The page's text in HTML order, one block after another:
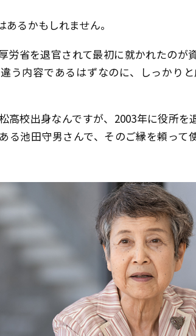
るかもしれません。
労省を退官されて最初に就かれたのが
う内容であるはずなのに、しっかり
高校出身なんですが、2003年に役所
る池田守男さんで、そのご縁を頼っ